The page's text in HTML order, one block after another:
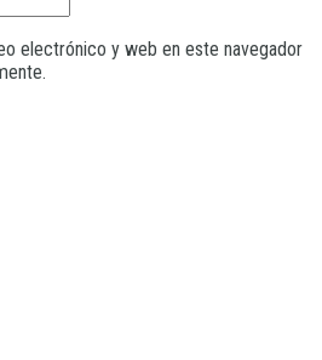
electrónico y web en este navegador